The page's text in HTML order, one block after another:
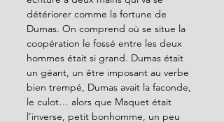
détériorer comme la fortune de
Dumas. On comprend où se situe la
coopération le fossé entre les deux
hommes était si grand. Dumas était
un géant, un être imposant au verbe
bien trempé, Dumas avait la faconde,
le culot… alors que Maquet était
l’inverse, petit bonhomme, un peu